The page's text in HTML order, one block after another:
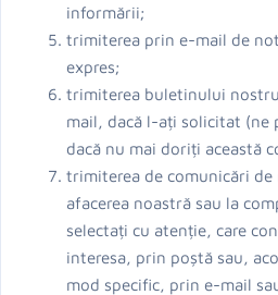
informării;
trimiterea prin e-mail de
expres;
trimiterea buletinului
mail, dacă l-ați solicitat (ne
dacă nu mai doriți această
trimiterea de comunicări
afacerea noastră sau la
selectați cu atenție, care
interesa, prin poștă sau,
mod specific, prin e-mail